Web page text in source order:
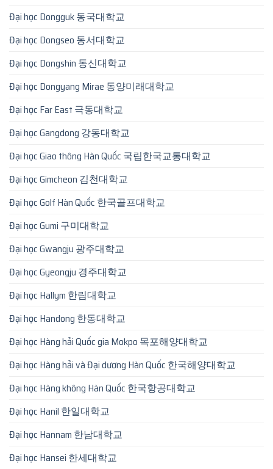
Đại học Dongguk 동국대학교
Đại học Dongseo 동서대학교
Đại học Dongshin 동신대학교
Đại học Dongyang Mirae 동양미래대학교
Đại học Far East 극동대학교
Đại học Gangdong 강동대학교
Đại học Giao thông Hàn Quốc 국립한국교통대학교
Đại học Gimcheon 김천대학교
Đại học Golf Hàn Quốc 한국골프대학교
Đại học Gumi 구미대학교
Đại học Gwangju 광주대학교
Đại học Gyeongju 경주대학교
Đại học Hallym 한림대학교
Đại học Handong 한동대학교
Đại học Hàng hải Quốc gia Mokpo 목포해양대학교
Đại học Hàng hải và Đại dương Hàn Quốc 한국해양대학교
Đại học Hàng không Hàn Quốc 한국항공대학교
Đại học Hanil 한일대학교
Đại học Hannam 한남대학교
Đại học Hansei 한세대학교